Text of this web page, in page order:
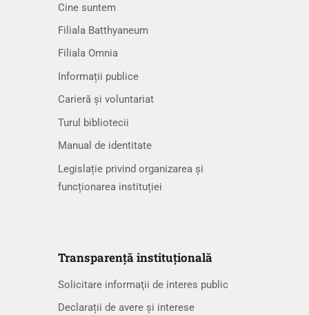
Cine suntem
Filiala Batthyaneum
Filiala Omnia
Informații publice
Carieră și voluntariat
Turul bibliotecii
Manual de identitate
Legislație privind organizarea și
funcționarea instituției
Transparență instituțională
Solicitare informaţii de interes public
Declarații de avere și interese